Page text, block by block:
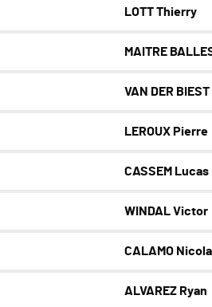
LOTT Thierry
MAITRE
VAN DER
LEROUX Pierre
CASSEM Lucas
WINDAL Victor
CALAMO
ALVAREZ Ryan